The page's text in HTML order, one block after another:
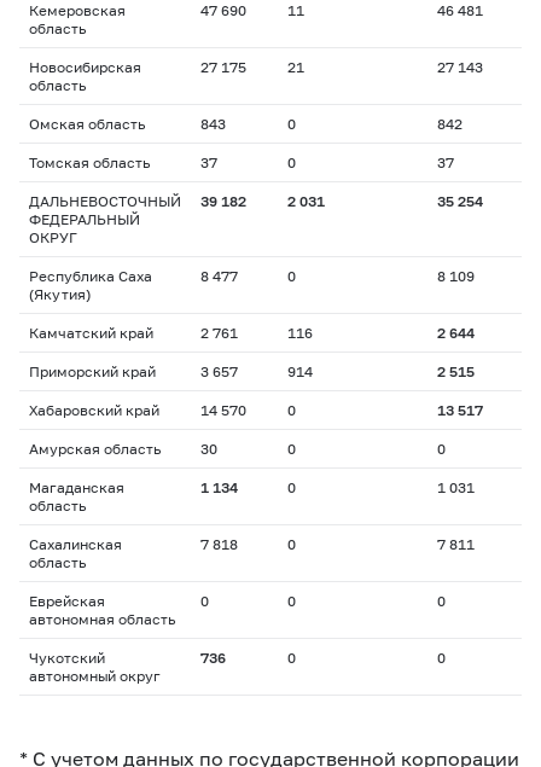
Кемеровская
область
47 690 11 46 481
Новосибирская
область
27 175 21 27 143
Омская область 843 0 842
Томская область 37 0 37
ДАЛЬНЕВОСТОЧНЫЙ
ФЕДЕРАЛЬНЫЙ
ОКРУГ
39 182 2 031 35 254
Республика Саха
(Якутия)
8 477 0 8 109
Камчатский край 2 761 116 2 644
Приморский край 3 657 914 2 515
Хабаровский край 14 570 0 13 517
Амурская область 30 0 0
Магаданская
область
1 134 0 1 031
Сахалинская
область
7 818 0 7 811
Еврейская
автономная область
0 0 0
Чукотский
автономный округ
736 0 0
* С учетом данных по государственной корпорации